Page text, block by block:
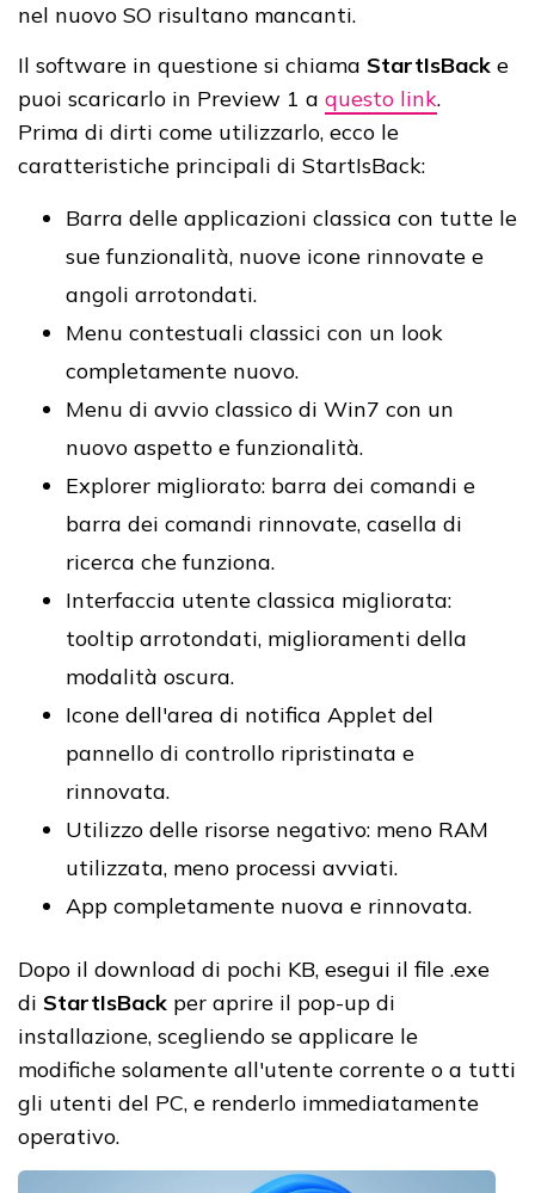
nel nuovo SO risultano mancanti.
Il software in questione si chiama StartIsBack e
puoi scaricarlo in Preview 1 a questo link.
Prima di dirti come utilizzarlo, ecco le
caratteristiche principali di StartIsBack:
Barra delle applicazioni classica con tutte le
sue funzionalità, nuove icone rinnovate e
angoli arrotondati.
Menu contestuali classici con un look
completamente nuovo.
Menu di avvio classico di Win7 con un
nuovo aspetto e funzionalità.
Explorer migliorato: barra dei comandi e
barra dei comandi rinnovate, casella di
ricerca che funziona.
Interfaccia utente classica migliorata:
tooltip arrotondati, miglioramenti della
modalità oscura.
Icone dell'area di notifica Applet del
pannello di controllo ripristinata e
rinnovata.
Utilizzo delle risorse negativo: meno RAM
utilizzata, meno processi avviati.
App completamente nuova e rinnovata.
Dopo il download di pochi KB, esegui il file .exe
di StartIsBack per aprire il pop-up di
installazione, scegliendo se applicare le
modifiche solamente all'utente corrente o a tutti
gli utenti del PC, e renderlo immediatamente
operativo.